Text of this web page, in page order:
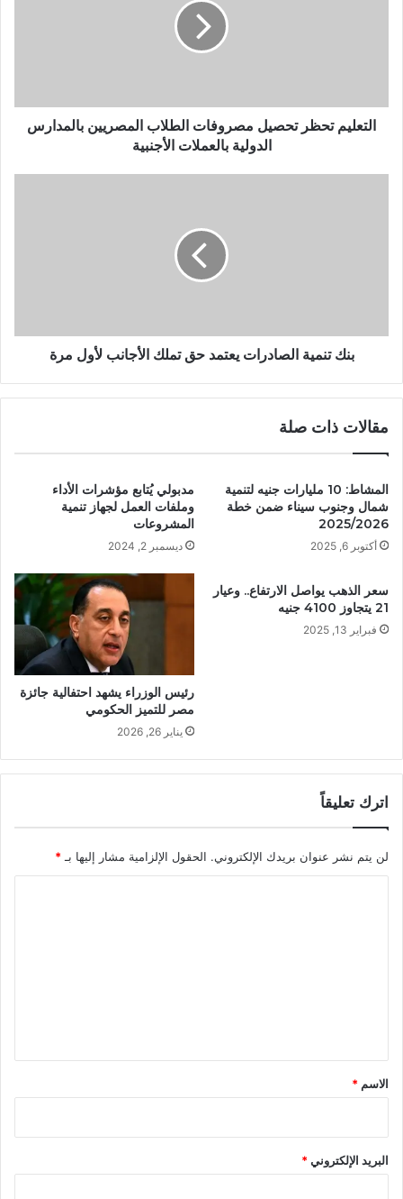
التعليم تحظر تحصيل مصروفات الطلاب المصريين بالمدارس
الدولية بالعملات الأجنبية
بنك تنمية الصادرات يعتمد حق تملك الأجانب لأول مرة
مقالات ذات صلة
المشاط: 10 مليارات جنيه لتنمية
شمال وجنوب سيناء ضمن خطة
2025/2026
أكتوبر 6, 2025
مدبولي يُتابع مؤشرات الأداء
وملفات العمل لجهاز تنمية
المشروعات
ديسمبر 2, 2024
سعر الذهب يواصل الارتفاع.. وعيار
21 يتجاوز 4100 جنيه
فبراير 13, 2025
رئيس الوزراء يشهد احتفالية جائزة
مصر للتميز الحكومي
يناير 26, 2026
اترك تعليقاً
لن يتم نشر عنوان بريدك الإلكتروني. الحقول الإلزامية مشار إليها بـ *
*
الاسم *
البريد الإلكتروني*